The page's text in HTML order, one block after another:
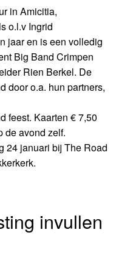
in Amicitia,
o.l.v Ingrid
jaar en is een volledig
Big Band Crimpen
Rien Berkel. De
door o.a. hun partners,
feest. Kaarten € 7,50
de avond zelf.
24 januari bij The Road
invullen